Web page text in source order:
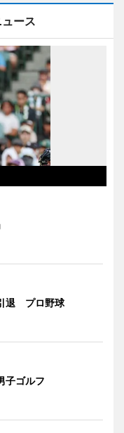
ース
退 プロ野球
子ゴルフ